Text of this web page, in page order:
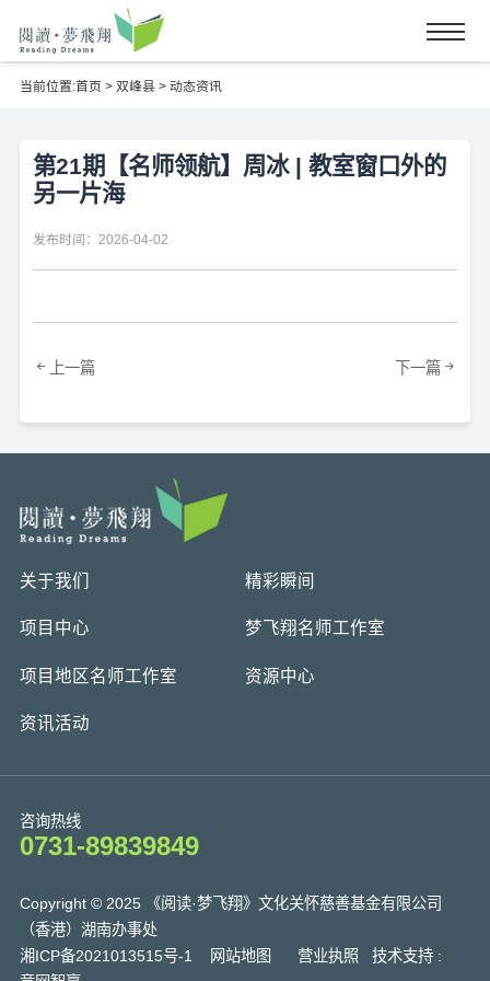
当前位置:首页 > 双峰县> 动态资讯
第21期【名师领航】周冰 | 教室窗口外的
另一片海
发布时间：2026-04-02
上一篇 下一篇
关于我们 精彩瞬间
项目中心 梦飞翔名师工作室
项目地区名师工作室 资源中心
资讯活动
咨询热线
0731-89839849
Copyright © 2025 《阅读·梦飞翔》文化关怀慈善基金有限公司
（香港）湖南办事处
湘ICP备2021013515号-1
网站地图 营业执照 技术支持 :